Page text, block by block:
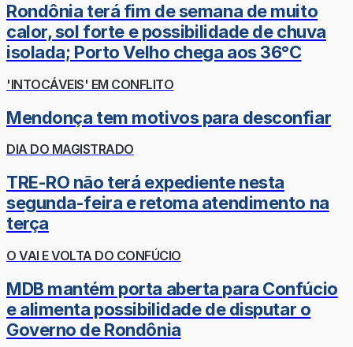
Rondônia terá fim de semana de muito
calor, sol forte e possibilidade de chuva
isolada; Porto Velho chega aos 36°C
'INTOCÁVEIS' EM CONFLITO
Mendonça tem motivos para desconfiar
DIA DO MAGISTRADO
TRE-RO não terá expediente nesta
segunda-feira e retoma atendimento na
terça
O VAI E VOLTA DO CONFÚCIO
MDB mantém porta aberta para Confúcio
e alimenta possibilidade de disputar o
Governo de Rondônia